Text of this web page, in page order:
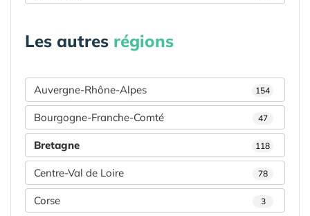
Les autres régions
Auvergne-Rhône-Alpes 154
Bourgogne-Franche-Comté 47
Bretagne 118
Centre-Val de Loire 78
Corse 3